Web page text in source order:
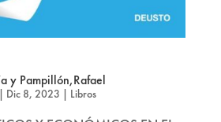
y Pampillón,Rafael
| Dic 8, 2023 | Libros